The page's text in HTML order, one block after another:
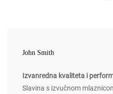
John Smith
Izvanredna kvaliteta i
Slavina s izvučnom